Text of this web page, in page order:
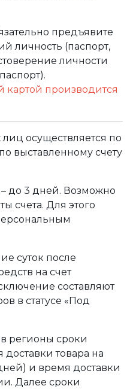
предъявите
личность (паспорт,
личности
картой производится
осуществляется по
выставленному счету
– до 3 дней. Возможно
счета. Для этого
суток после
на счет
составляют
в статусе «Под
регионы сроки
товара на
и время доставки
Далее сроки